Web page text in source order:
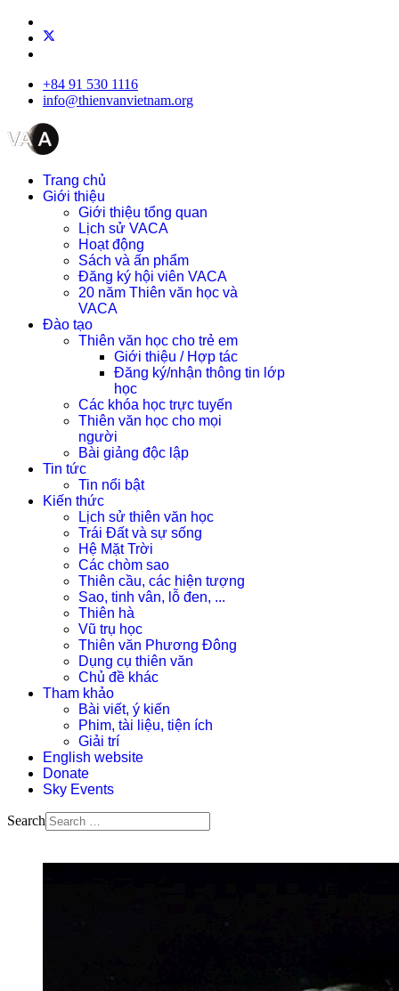
+84 91 530 1116
info@thienvanvietnam.org
Trang chủ
Giới thiệu
Giới thiệu tổng quan
Lịch sử VACA
Hoạt động
Sách và ấn phẩm
Đăng ký hội viên VACA
20 năm Thiên văn học và
VACA
Đào tạo
Thiên văn học cho trẻ em
Giới thiệu / Hợp tác
Đăng ký/nhận thông tin lớp
học
Các khóa học trực tuyến
Thiên văn học cho mọi
người
Bài giảng độc lập
Tin tức
Tin nổi bật
Kiến thức
Lịch sử thiên văn học
Trái Đất và sự sống
Hệ Mặt Trời
Các chòm sao
Thiên cầu, các hiện tượng
Sao, tinh vân, lỗ đen, ...
Thiên hà
Vũ trụ học
Thiên văn Phương Đông
Dụng cụ thiên văn
Chủ đề khác
Tham khảo
Bài viết, ý kiến
Phim, tài liệu, tiện ích
Giải trí
English website
Donate
Sky Events
Search